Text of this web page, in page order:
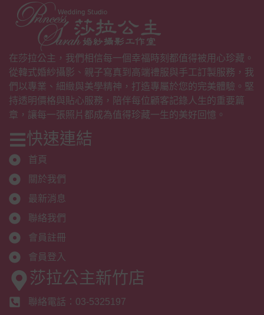
在莎拉公主，我們相信每一個幸福時刻都值得被用心珍藏。
從韓式婚紗攝影、親子寫真到高端禮服與手工訂製服務，我
們以專業、細緻與美學精神，打造專屬於您的完美體驗。堅
持透明價格與貼心服務，陪伴每位顧客記錄人生的重要篇
章，讓每一張照片都成為值得珍藏一生的美好回憶。
快速連結
首頁
關於我們
最新消息
聯絡我們
會員註冊
會員登入
莎拉公主新竹店
聯絡電話：03-5325197